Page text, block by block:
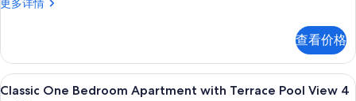
Adults
+1
Child
更多详情
with
Terrace
Pool
查看价格
显
高档床上用品、客房内保险箱、免费
10
Classic One Bedroom Apartment with Terrace Pool View 4